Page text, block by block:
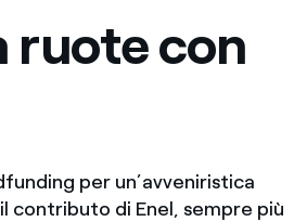
ruote con
per un’avveniristica
contributo di Enel, sempre più